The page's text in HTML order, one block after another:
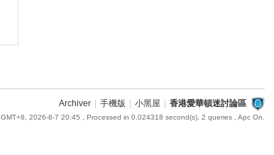
Archiver 手機版 小黑屋 香港愛華頓迷討論區
GMT+8, 2026-8-7 20:45 , Processed in 0.024318 second(s), 2 queries , Apc On.